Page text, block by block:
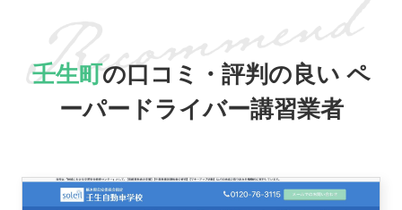
壬生町の口コミ・評判の良い ペ
ーパードライバー講習業者